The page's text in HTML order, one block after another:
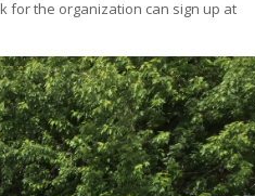
for the organization can sign up at